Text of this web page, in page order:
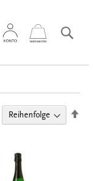
springen